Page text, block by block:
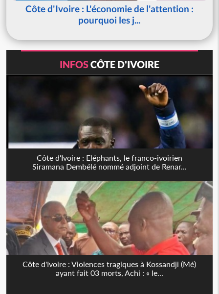
Côte d'Ivoire : L'économie de l'attention :
pourquoi les j...
INFOSCÔTE D'IVOIRE
Côte d'Ivoire : Eléphants, le franco-ivoirien
Siramana Dembélé nommé adjoint de Renar...
Côte d'Ivoire : Violences tragiques à Kossandji (Mé)
ayant fait 03 morts, Achi : « le...